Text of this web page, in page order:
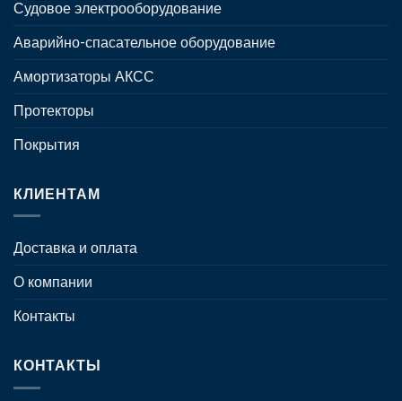
Судовое электрооборудование
Аварийно-спасательное оборудование
Амортизаторы АКСС
Протекторы
Покрытия
КЛИЕНТАМ
Доставка и оплата
О компании
Контакты
КОНТАКТЫ